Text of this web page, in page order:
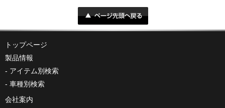
トップページ
製品情報
アイテム別検索
車種別検索
会社案内